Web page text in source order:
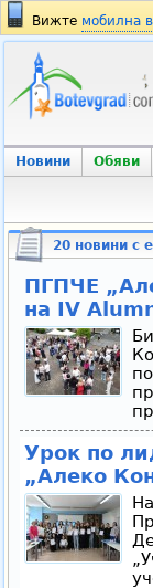
Вижте мобилна
Новини Обяви
20 новини с
ПГПЧЕ
на IV
Урок по
„Алеко